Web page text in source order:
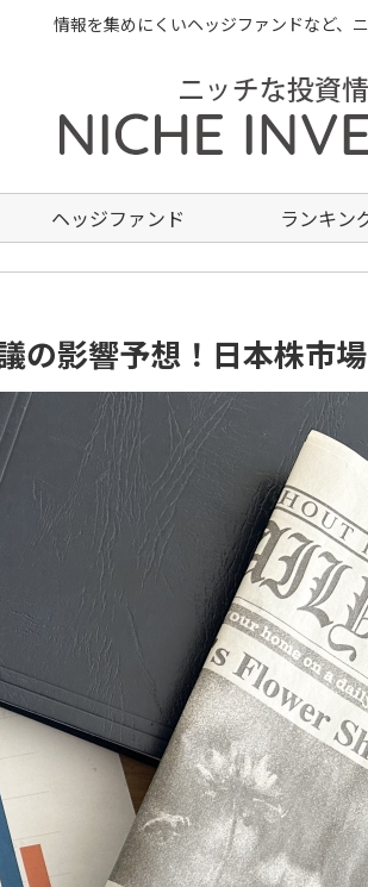
情報を集めにくいヘッジファンドなど、
ヘッジファンド ランキン
の影響予想！日本株市